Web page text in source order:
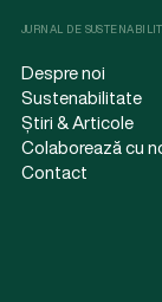
JURNAL DE
Despre noi
Sustenabilitate
Știri & Articole
Colaborează cu
Contact